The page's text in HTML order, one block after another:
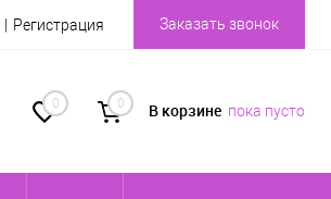
Регистрация Заказать звонок
0 0 В корзине пока пусто